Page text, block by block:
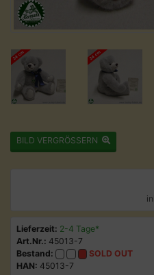
BILD VERGRÖSSERN
Lieferzeit: 2-4 Tage*
Art.Nr.: 45013-7
Bestand:
SOLD OUT
HAN: 45013-7